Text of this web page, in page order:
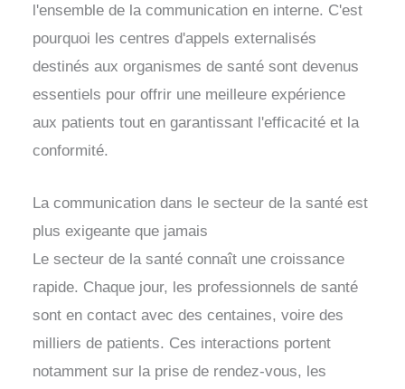
l'ensemble de la communication en interne. C'est
pourquoi les centres d'appels externalisés
destinés aux organismes de santé sont devenus
essentiels pour offrir une meilleure expérience
aux patients tout en garantissant l'efficacité et la
conformité.
La communication dans le secteur de la santé est
plus exigeante que jamais
Le secteur de la santé connaît une croissance
rapide. Chaque jour, les professionnels de santé
sont en contact avec des centaines, voire des
milliers de patients. Ces interactions portent
notamment sur la prise de rendez-vous, les